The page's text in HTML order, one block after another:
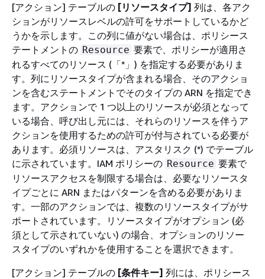
[アクション] テーブルの [リソースタイプ] 列は、各アク
ションがリソースレベルの許可をサポートしているかど
うかを示します。この列に値がない場合は、ポリシース
テートメントの Resource 要素で、ポリシーが適用さ
れるすべてのリソース (「*」) を指定する必要がありま
す。列にリソースタイプが含まれる場合、そのアクショ
ンを含むステートメントでそのタイプの ARN を指定でき
ます。アクションで 1 つ以上のリソースが必須となって
いる場合、呼び出し元には、それらのリソースを伴うア
クションを使用するための許可が付与されている必要が
あります。必須リソースは、アスタリスク (*) でテーブル
に示されています。IAM ポリシーの Resource 要素で
リソースアクセスを制限する場合は、必要なリソースタ
イプごとに ARN またはパターンを含める必要がありま
す。一部のアクションでは、複数のリソースタイプがサ
ポートされています。リソースタイプがオプション (必
須として示されていない) の場合、オプションのリソー
スタイプのいずれかを使用することを選択できます。
[アクション] テーブルの [条件キー] 列には、ポリシース